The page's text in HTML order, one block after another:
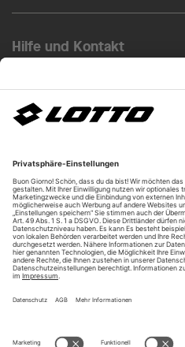
Hilfe und Kontakt
Über uns
Unsere Vorteile
Unsere Partner